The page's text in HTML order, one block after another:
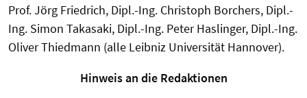
Prof. Jörg Friedrich, Dipl.-Ing. Christoph Borchers, Dipl.-
Ing. Simon Takasaki, Dipl.-Ing. Peter Haslinger, Dipl.-Ing.
Oliver Thiedmann (alle Leibniz Universität Hannover).
Hinweis an die Redaktionen